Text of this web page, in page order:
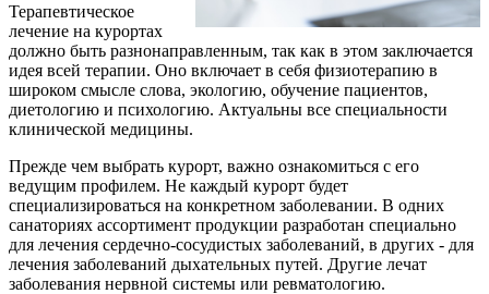
Терапевтическое
лечение на курортах
должно быть разнонаправленным, так как в этом заключается
идея всей терапии. Оно включает в себя физиотерапию в
широком смысле слова, экологию, обучение пациентов,
диетологию и психологию. Актуальны все специальности
клинической медицины.
Прежде чем выбрать курорт, важно ознакомиться с его
ведущим профилем. Не каждый курорт будет
специализироваться на конкретном заболевании. В одних
санаториях ассортимент продукции разработан специально
для лечения сердечно-сосудистых заболеваний, в других - для
лечения заболеваний дыхательных путей. Другие лечат
заболевания нервной системы или ревматологию.